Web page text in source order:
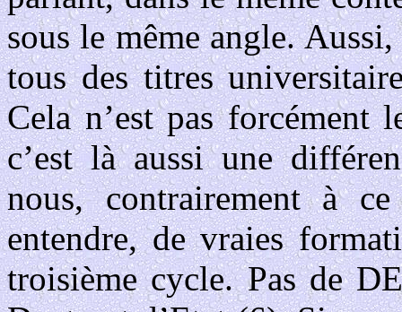
sous le même angle. Aussi,
tous des titres
Cela n’est pas forcément
c’est là aussi une
nous, contrairement à
entendre, de vraies
troisième cycle. Pas de